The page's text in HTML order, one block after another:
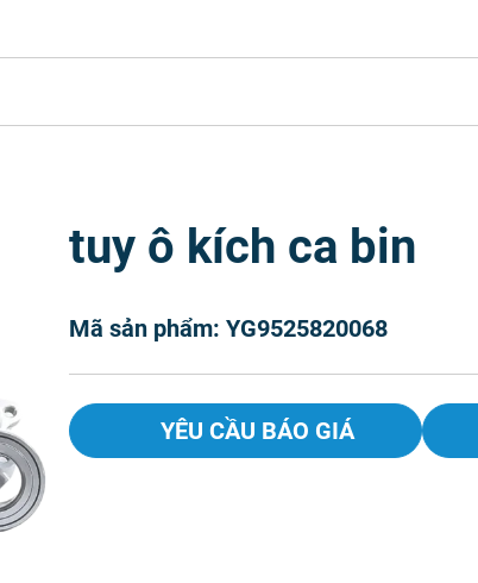
tuy ô kích ca bin
Mã sản phẩm: YG9525820068
YÊU CẦU BÁO GIÁ